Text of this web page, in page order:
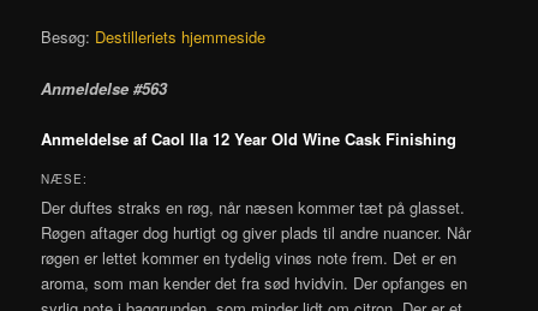
Besøg: Destilleriets hjemmeside
Anmeldelse #563
Anmeldelse af Caol Ila 12 Year Old Wine Cask Finishing
NÆSE:
Der duftes straks en røg, når næsen kommer tæt på glasset.
Røgen aftager dog hurtigt og giver plads til andre nuancer. Når
røgen er lettet kommer en tydelig vinøs note frem. Det er en
aroma, som man kender det fra sød hvidvin. Der opfanges en